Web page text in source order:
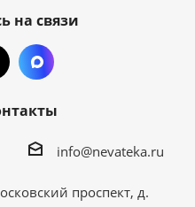
на связи
info@nevateka.ru
проспект, д.